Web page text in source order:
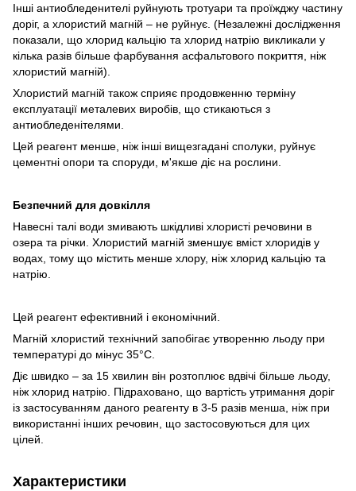
Інші антиобледенителі руйнують тротуари та проїжджу частину
доріг, а хлористий магній – не руйнує. (Незалежні дослідження
показали, що хлорид кальцію та хлорид натрію викликали у
кілька разів більше фарбування асфальтового покриття, ніж
хлористий магній).
Хлористий магній також сприяє продовженню терміну
експлуатації металевих виробів, що стикаються з
антиобледенітелями.
Цей реагент менше, ніж інші вищезгадані сполуки, руйнує
цементні опори та споруди, м'якше діє на рослини.
Безпечний для довкілля
Навесні талі води змивають шкідливі хлористі речовини в
озера та річки. Хлористий магній зменшує вміст хлоридів у
водах, тому що містить менше хлору, ніж хлорид кальцію та
натрію.
Цей реагент ефективний і економічний.
Магній хлористий технічний запобігає утворенню льоду при
температурі до мінус 35°С.
Діє швидко – за 15 хвилин він розтоплює вдвічі більше льоду,
ніж хлорид натрію. Підраховано, що вартість утримання доріг
із застосуванням даного реагенту в 3-5 разів менша, ніж при
використанні інших речовин, що застосовуються для цих
цілей.
Характеристики